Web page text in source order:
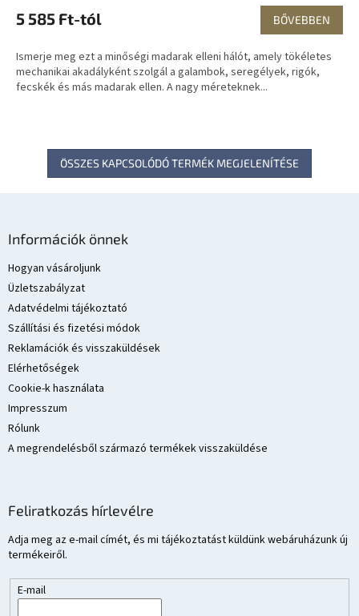
5 585 Ft-tól BŐVEBBEN
Ismerje meg ezt a minőségi madarak elleni hálót, amely tökéletes
mechanikai akadályként szolgál a galambok, seregélyek, rigók,
fecskék és más madarak ellen. A nagy méreteknek...
ÖSSZES KAPCSOLÓDÓ TERMÉK MEGJELENÍTÉSE
Információk önnek
Hogyan vásároljunk
Üzletszabályzat
Adatvédelmi tájékoztató
Szállítási és fizetési módok
Reklamációk és visszaküldések
Elérhetőségek
Cookie-k használata
Impresszum
Rólunk
A megrendelésből származó termékek visszaküldése
Feliratkozás hírlevélre
Adja meg az e-mail címét, és mi tájékoztatást küldünk webáruházunk új
termékeiről.
E-mail